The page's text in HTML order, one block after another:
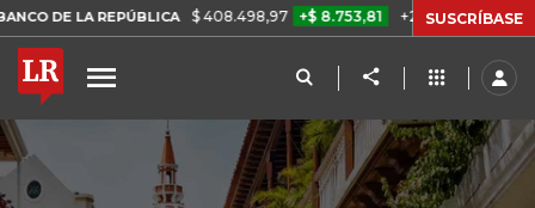
$ 408.498,97 +$ 8.753,81 +2,19% TASA DE USURA
SUSCRÍBASE